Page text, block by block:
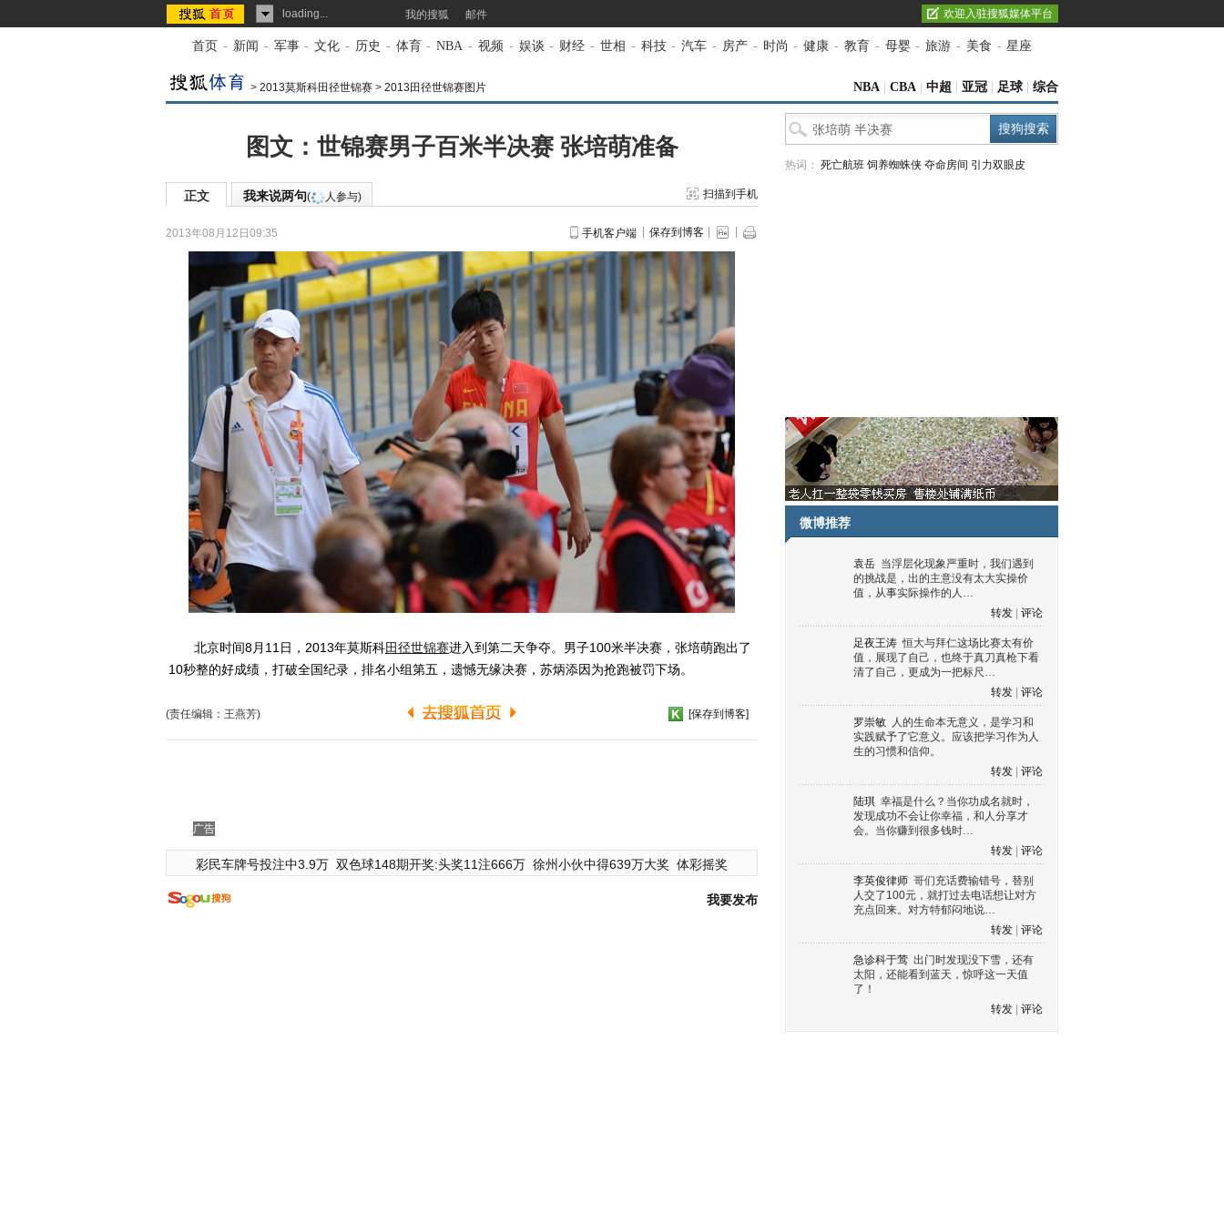
loading... 我的搜狐 邮件 欢迎入驻搜狐媒体平台
首页 - 新闻 - 军事 - 文化 - 历史 - 体育 - NBA - 视频 - 娱谈 - 财经 - 世相 - 科技 - 汽车 - 房产 - 时尚 - 健康 - 教育 - 母婴 - 旅游 - 美食 - 星座
> 2013莫斯科田径世锦赛 > 2013田径世锦赛图片 NBA CBA 中超 亚冠 足球 综合
图文：世锦赛男子百米半决赛 张培萌准备
正文 我来说两句( 人参与) 扫描到手机
2013年08月12日09:35 手机客户端 保存到博客
北京时间8月11日，2013年莫斯科田径世锦赛进入到第二天争夺。男子100米半决赛，张培萌跑出了
10秒整的好成绩，打破全国纪录，排名小组第五，遗憾无缘决赛，苏炳添因为抢跑被罚下场。
(责任编辑：王燕芳) [保存到博客]
广告
彩民车牌号投注中3.9万 双色球148期开奖:头奖11注666万 徐州小伙中得639万大奖 体彩摇奖
我要发布
热词： 死亡航班 饲养蜘蛛侠 夺命房间 引力双眼皮
微博推荐
袁岳 当浮层化现象严重时，我们遇到
的挑战是，出的主意没有太大实操价
值，从事实际操作的人…
转发
评论
足夜王涛 恒大与拜仁这场比赛太有价
值，展现了自己，也终于真刀真枪下看
清了自己，更成为一把标尺…
转发
评论
罗崇敏 人的生命本无意义，是学习和
实践赋予了它意义。应该把学习作为人
生的习惯和信仰。
转发
评论
陆琪 幸福是什么？当你功成名就时，
发现成功不会让你幸福，和人分享才
会。当你赚到很多钱时…
转发
评论
李英俊律师 哥们充话费输错号，替别
人交了100元，就打过去电话想让对方
充点回来。对方特郁闷地说…
转发
评论
急诊科于莺 出门时发现没下雪，还有
太阳，还能看到蓝天，惊呼这一天值
了！
转发
评论